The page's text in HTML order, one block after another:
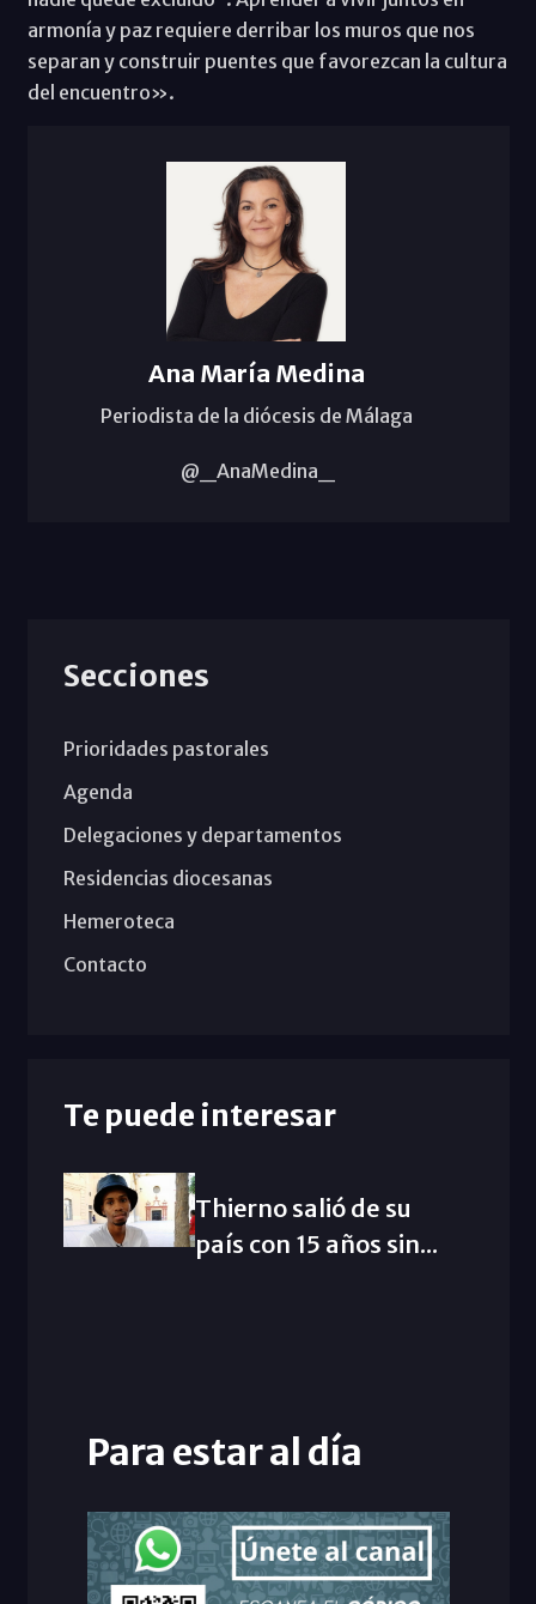
armonía y paz requiere derribar los muros que nos
separan y construir puentes que favorezcan la cultura
del encuentro».
Ana María Medina
Periodista de la diócesis de Málaga
@_AnaMedina_
Secciones
Prioridades pastorales
Agenda
Delegaciones y departamentos
Residencias diocesanas
Hemeroteca
Contacto
Te puede interesar
Thierno salió de su
país con 15 años sin...
Para estar al día